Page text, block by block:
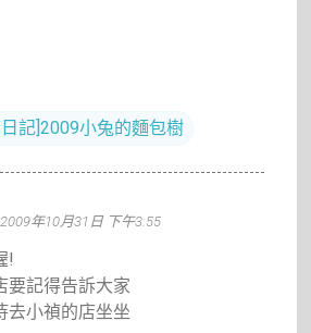
記]2009小兔的麵包樹
2009年10月31日 下午3:55
!
要記得告訴大家
去小禎的店坐坐